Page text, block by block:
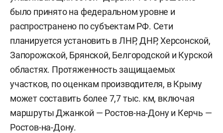
было принято на федеральном уровне и
распространено по субъектам РФ. Сети
планируется установить в ЛНР, ДНР, Херсонской,
Запорожской, Брянской, Белгородской и Курской
областях. Протяженность защищаемых
участков, по оценкам производителя, в Крыму
может составить более 7,7 тыс. км, включая
маршруты Джанкой — Ростов-на-Дону и Керчь —
Ростов-на-Дону.